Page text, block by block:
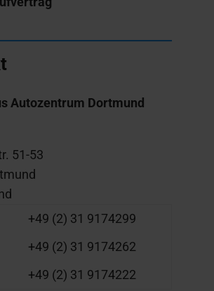
Autozentrum Dortmund
51-53
+49 (2) 31 9174299
+49 (2) 31 9174262
+49 (2) 31 9174222